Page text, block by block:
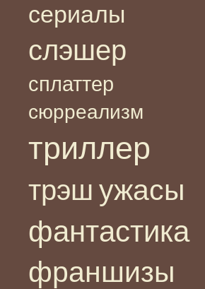
сериалы
слэшер
сплаттер
сюрреализм
триллер
трэш ужасы
фантастика
франшизы